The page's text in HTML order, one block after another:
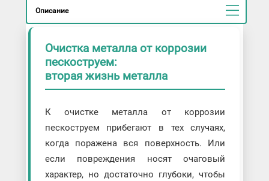
Описание
Очистка металла от коррозии
пескоструем:
вторая жизнь металла
К очистке металла от коррозии
пескоструем прибегают в тех случаях,
когда поражена вся поверхность. Или
если повреждения носят очаговый
характер, но достаточно глубоки, чтобы